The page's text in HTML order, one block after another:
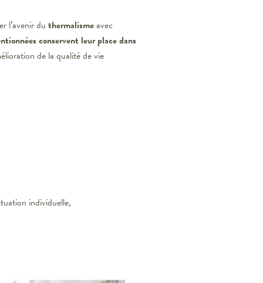
l’avenir du thermalismeavec
conservent leur place dans
de la qualité de vie
individuelle,